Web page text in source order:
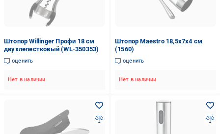
Штопор Willinger Профи 18 см
двухлепестковый (WL-350353)
оценить
Нет в наличии
Штопор Maestro 18,5х7х4 см
(1560)
оценить
Нет в наличии